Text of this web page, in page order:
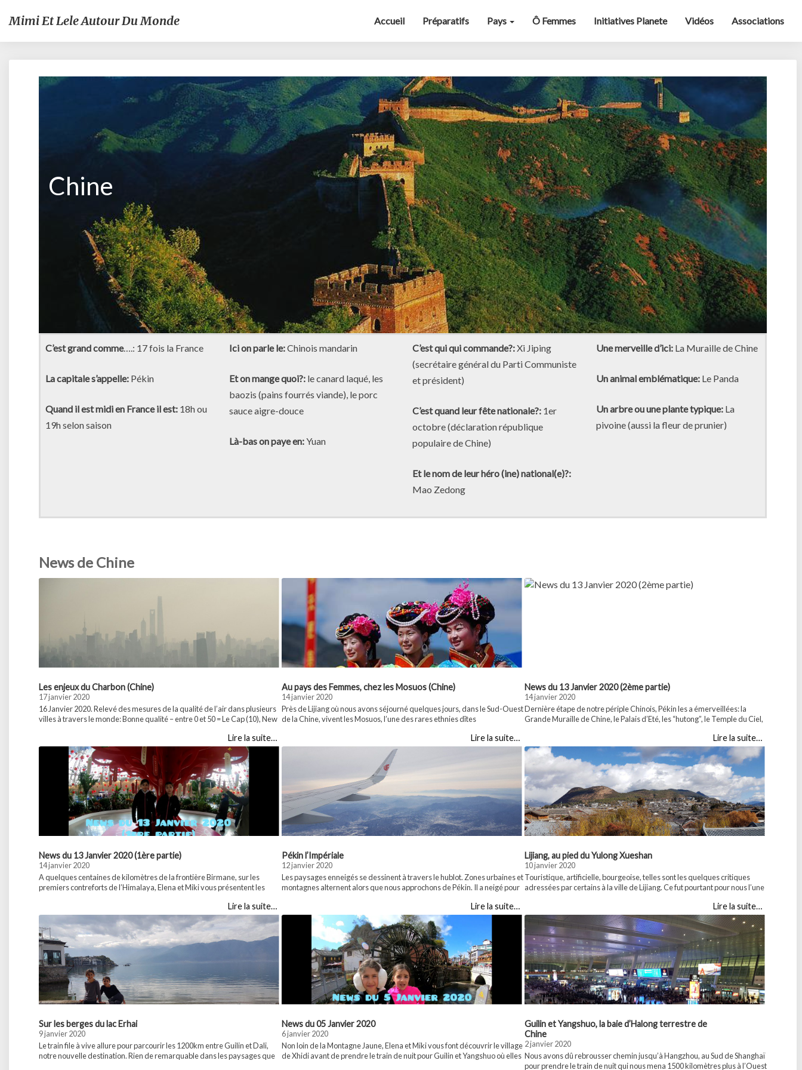
Mimi Et Lele Autour Du Monde Accueil Préparatifs Pays Ô Femmes Initiatives Planete Vidéos Associations
Chine
Chine
C’est grand comme….: 17 fois la France
La capitale s’appelle: Pékin
Quand il est midi en France il est: 18h ou
19h selon saison
Ici on parle le:Chinois mandarin
Et on mange quoi?:le canard laqué, les
baozis (pains fourrés viande), le porc
sauce aigre-douce
Là-bas on paye en:Yuan
C’est qui qui commande?:Xi Jiping
(secrétaire général du Parti Communiste
et président)
C’est quand leur fête nationale?: 1er
octobre (déclaration république
populaire de Chine)
Et le nom de leur héro (ine) national(e)?:
Mao Zedong
Une merveille d’ici: La Muraille de Chine
Un animal emblématique:Le Panda
Un arbre ou une plante typique: La
pivoine (aussi la fleur de prunier)
News de Chine
Les enjeux du Charbon (Chine)
17 janvier 2020
16 Janvier 2020. Relevé des mesures de la qualité de l’air dans plusieurs
villes à travers le monde: Bonne qualité – entre 0 et 50 = Le Cap (10), New
50 et 100 = Mexico (56), Buenos Aires (70), Hanoi (99) Mauvais pour les …
Partager :WhatsApp...
Lire la suite…
Au pays des Femmes, chez les Mosuos (Chine)
14 janvier 2020
Près de Lijiang où nous avons séjourné quelques jours, dans le Sud-Ouest
de la Chine, vivent les Mosuos, l’une des rares ethnies dîtes
doutez! Ils sont environ 40 000 personnes vivant sur les contreforts de
l’Himalaya et près du lac Lugu qu’ils appellent le … Partager :WhatsApp...
Lire la suite…
News du 13 Janvier 2020 (2ème partie)
14 janvier 2020
Dernière étape de notre périple Chinois, Pékin les a émerveillées: la
Grande Muraille de Chine, le Palais d’Eté, les “hutong”, le Temple du Ciel,
Lire la suite…
News du 13 Janvier 2020 (1ère partie)
14 janvier 2020
A quelques centaines de kilomètres de la frontière Birmane, sur les
premiers contreforts de l’Himalaya, Elena et Miki vous présentent les
la route du thé – chevaux et l’une des dernières langues vivantes
pictographiques. Partager :WhatsApp...
Lire la suite…
Pékin l’Impériale
12 janvier 2020
Les paysages enneigés se dessinent à travers le hublot. Zones urbaines et
montagnes alternent alors que nous approchons de Pékin. Il a neigé pour
températures négatives la nuit, les lacs et les rivières sont gelés de
plusieurs dizaines de centimètres. Le lendemain … Partager :WhatsApp...
Lire la suite…
Lijiang, au pied du Yulong Xueshan
10 janvier 2020
Touristique, artificielle, bourgeoise, telles sont les quelques critiques
adressées par certains à la ville de Lijiang. Ce fut pourtant pour nous l’une
L’UNESCO ne s’y est pas trompée en la classant au Patrimoine Mondial en
1997. Son ancienne ville est parfaitement conservée et …
Partager :WhatsApp...
Lire la suite…
Sur les berges du lac Erhai
9 janvier 2020
Le train file à vive allure pour parcourir les 1200km entre Guilin et Dali,
notre nouvelle destination. Rien de remarquable dans les paysages que
News du 05 Janvier 2020
6 janvier 2020
Non loin de la Montagne Jaune, Elena et Miki vous font découvrir le village
de Xhidi avant de prendre le train de nuit pour Guilin et Yangshuo où elles
Guilin et Yangshuo, la baie d’Halong terrestre de
Chine
2 janvier 2020
Nous avons dû rebrousser chemin jusqu’à Hangzhou, au Sud de Shanghaï
pour prendre le train de nuit qui nous mena 1500 kilomètres plus à l’Ouest